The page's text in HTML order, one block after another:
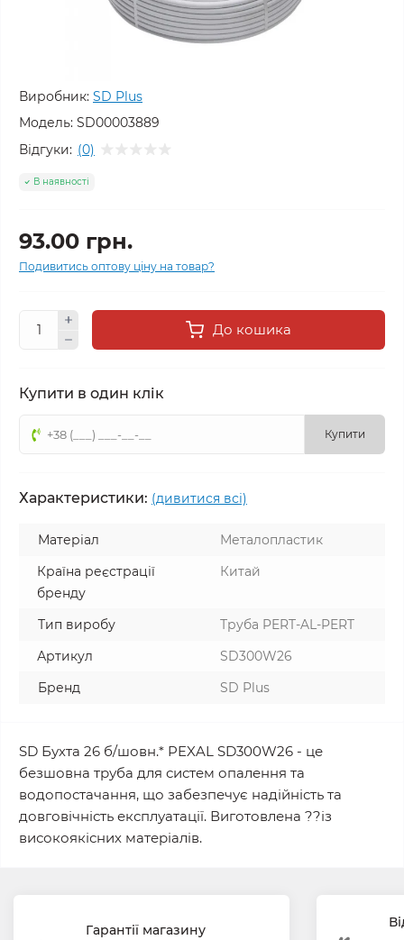
Виробник: SD Plus
Модель: SD00003889
Відгуки: (0)
В наявності
93.00 грн.
Подивитись оптову ціну на товар?
До кошика
Купити в один клік
Купити
Характеристики: (дивитися всі)
Матеріал
Металопластик
Країна реєстрації
бренду
Китай
Тип виробу
Труба PERT-AL-PERT
Артикул
SD300W26
Бренд
SD Plus
SD Бухта 26 б/шовн.* PEXAL SD300W26 - це
безшовна труба для систем опалення та
водопостачання, що забезпечує надійність та
довговічність експлуатації. Виготовлена ??із
високоякісних матеріалів.
Гарантії магазину